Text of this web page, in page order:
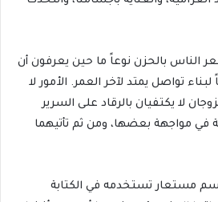
الناس بالحزن نوعاً ما حين يعرفون أن
تواصل يمتد لآخر العمر. الأمور لا
لا يكتفيان بالرقاد على السرير
مواجهة بعضها، ومن ثم تأتيهما
مستعار تستخدمه في الكتابة